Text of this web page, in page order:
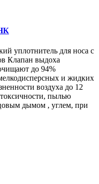
уплотнитель для носа с
Клапан выдоха
до 94%
и жидких
воздуха до 12
пылью
дымом , углем, при